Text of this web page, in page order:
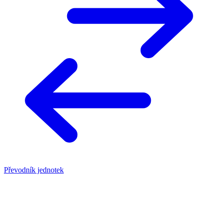
Převodník jednotek